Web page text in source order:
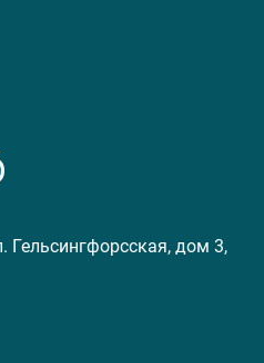
Гельсингфорсская, дом 3,